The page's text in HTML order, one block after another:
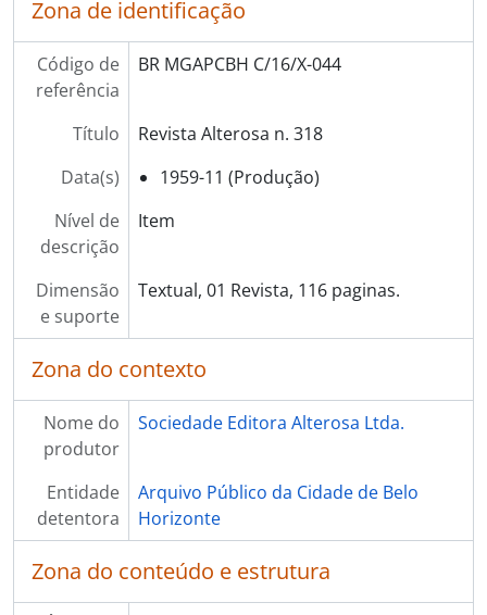
Zona de identificação
Código de
referência
BR MGAPCBH C/16/X-044
Título
Revista Alterosa n. 318
Data(s)
1959-11 (Produção)
Nível de
descrição
Item
Dimensão
e suporte
Textual, 01 Revista, 116 paginas.
Zona do contexto
Nome do
produtor
Sociedade Editora Alterosa Ltda.
Entidade
detentora
Arquivo Público da Cidade de Belo
Horizonte
Zona do conteúdo e estrutura